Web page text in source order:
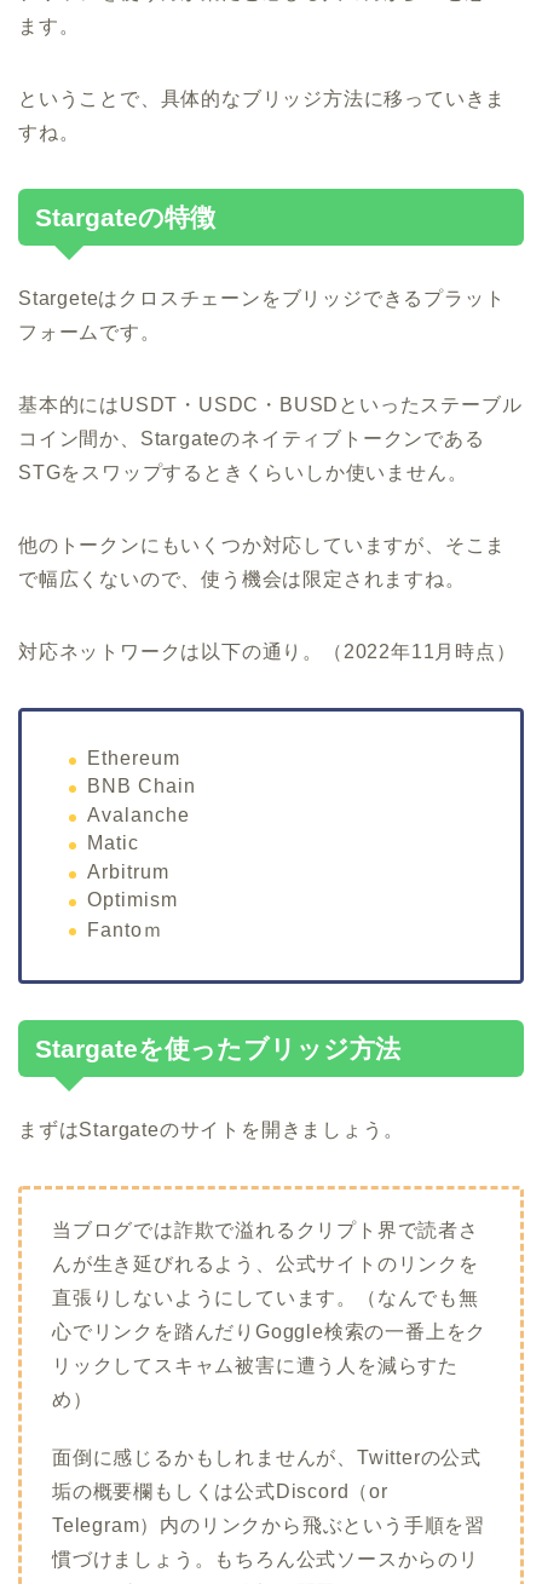
ます。
ということで、具体的なブリッジ方法に移っていきま
すね。
Stargateの特徴
Stargeteはクロスチェーンをブリッジできるプラット
フォームです。
基本的にはUSDT・USDC・BUSDといったステーブル
コイン間か、Stargateのネイティブトークンである
STGをスワップするときくらいしか使いません。
他のトークンにもいくつか対応していますが、そこま
で幅広くないので、使う機会は限定されますね。
対応ネットワークは以下の通り。（2022年11月時点）
Ethereum
BNB Chain
Avalanche
Matic
Arbitrum
Optimism
Fantoｍ
Stargateを使ったブリッジ方法
まずはStargateのサイトを開きましょう。
当ブログでは詐欺で溢れるクリプト界で読者さ
んが生き延びれるよう、公式サイトのリンクを
直張りしないようにしています。（なんでも無
心でリンクを踏んだりGoggle検索の一番上をク
リックしてスキャム被害に遭う人を減らすた
め）
面倒に感じるかもしれませんが、Twitterの公式
垢の概要欄もしくは公式Discord（or
Telegram）内のリンクから飛ぶという手順を習
慣づけましょう。もちろん公式ソースからのリ